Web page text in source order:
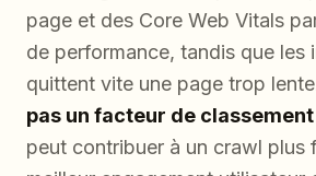
page et des Core Web Vitals
de performance, tandis que les
quittent vite une page trop
pas un facteur de
peut contribuer à un crawl plus